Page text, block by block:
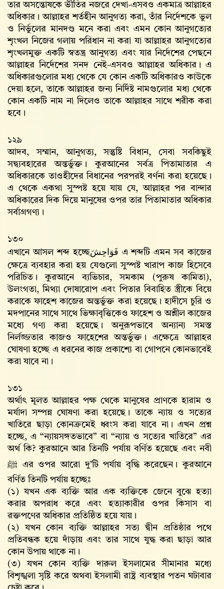
তার অসন্তোষকে ভীতির নজরে দেখা-এসবও একমাত্র আল্লাহর
অধিকার। আল্লাহর শর্তহীন আনুগত্য করা, তাঁর নির্দেশকে ভুল
ও নির্ভুলের মানদণ্ড মনে করা এবং এমন কোন আনুগত্যের
শৃংখল নিজের গলায় পরিধান না করা যা আল্লাহর আনুগত্যের
শৃংখলমুক্ত একটি স্বতন্ত্র আনুগত্য এবং যার নির্দেশের পেছনে
আল্লাহর নির্দেশের সনদ নেই-এসবও আল্লাহর অধিকার। এ
অধিকারগুলোর মধ্য থেকে যে কোন একটি অধিকারও কাউকে
দেয়া হলে, তাকে আল্লাহর জন্য নির্দিষ্ট নামগুলোর মধ্য থেকে
কোন একটি নাম না দিলেও তাকে আল্লাহর সাথে শরীক করা
হবে।
১২৯
আদব, সম্মান, আনুগত্য, সন্তুষ্টি বিধান, সেবা সবকিছুই
সদ্ব্যবহারের অন্তর্ভুক্ত। কুরআনের সর্বত্র পিতামাতার এ
অধিকারকে তাওহীদের বিধানের পরপরই বর্ণনা করা হয়েছে।
এ থেকে একথা সুস্পষ্ট হয়ে যায় যে, আল্লাহর পর বান্দার
অধিকারের দিক দিয়ে মানুষের ওপর তার পিতামাতার অধিকার
সর্বাগ্রগণ্য।
১৩০
এখানে আসল শব্দ হচ্ছেفَوَاحِشَ এ শব্দটি এমন সব কাজের
ক্ষেত্রে ব্যবহার করা হয় যেগুলো সুস্পষ্ট খারাপ কাজ হিসেবে
পরিচিত। কুরআনে ব্যভিচার, সমকাম (পুরুষ কামিতা),
উলংগতা, মিথ্যা দোষারোপ এবং পিতার বিবাহিত স্ত্রীকে বিয়ে
করাকে ফাহেশ কাজের অন্তর্ভুক্ত করা হয়েছে। হাদীসে চুরি ও
মদপানের সাথে সাথে ভিক্ষাবৃত্তিকেও ফাহেশ ও অশ্লীল কাজের
মধ্যে গণ্য করা হয়েছে। অনুরূপভাবে অন্যান্য সমস্ত
নির্লজ্জতার কাজও ফাহেশের অন্তর্ভুক্ত। এক্ষেত্রে আল্লাহর
ঘোষণা হচ্ছে এ ধরনের কাজ প্রকাশ্যে বা গোপনে কোনভাবেই
করা যাবে না।
১৩১
অর্থাৎ মূলত আল্লাহর পক্ষ থেকে মানুষের প্রাণকে হারাম ও
মর্যাদা সম্পন্ন ঘোষণা করা হয়েছে। তাকে ন্যায় ও সত্যের
খাতিরে ছাড়া কোনক্রমেই ধ্বংস করা যাবে না। এখন প্রশ্ন
হচ্ছে, এ “ন্যায়সঙ্গতভাবে” বা “ন্যায় ও সত্যের খাতিরে” এর
অর্থ কি? কুরআনে আর তিনটি পর্যায় বর্ণিত হয়েছে এবং নবী
ﷺ এর ওপর আরো দু’টি পর্যায় বৃদ্ধি করেছেন। কুরআনে
বর্ণিত তিনটি পর্যায় হচ্ছেঃ
(১) যখন এক ব্যক্তি আর এক ব্যক্তিকে জেনে বুঝে হত্যা
করার অপরাধ করে এবং হত্যাকারীর ওপর কিসাস বা
রক্তপণের অধিকার প্রতিষ্ঠিত হয়ে যায়।
(২) যখন কোন ব্যক্তি আল্লাহর সত্য দ্বীন প্রতিষ্ঠার পথে
প্রতিবন্ধক হয়ে দাঁড়ায় এবং তার সাথে যুদ্ধ করা ছাড়া আর
কোন উপায় থাকে না।
(৩) যখন কোন ব্যক্তি দারুল ইসলামের সীমানার মধ্যে
বিশৃঙ্খলা সৃষ্টি করে অথবা ইসলামী রাষ্ট্র ব্যবস্থার পতন ঘটাবার